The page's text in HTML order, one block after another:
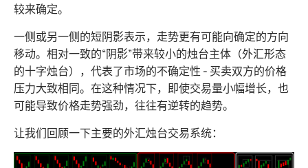
较来确定。
一侧或另一侧的短阴影表示，走势更有可能向确定的方向
移动。相对一致的“阴影”带来较小的烛台主体（外汇形态
的十字烛台），代表了市场的不确定性 - 买卖双方的价格
压力大致相同。在这种情况下，即使交易量小幅增长，也
可能导致价格走势强劲，往往有逆转的趋势。
让我们回顾一下主要的外汇烛台交易系统：